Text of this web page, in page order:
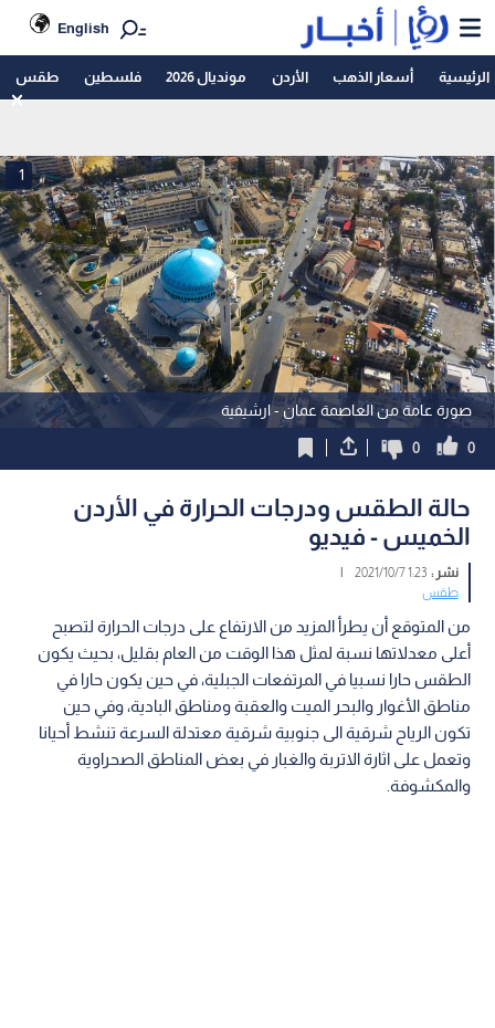
English
الرئيسية أسعار الذهب الأردن مونديال 2026 فلسطين طقس
صورة عامة من العاصمة عمان - ارشيفية
1
0
0
حالة الطقس ودرجات الحرارة في الأردن
الخميس - فيديو
نشر :1:23 2021/10/7
|
طقس
من المتوقع أن يطرأ المزيد من الارتفاع على درجات الحرارة لتصبح
أعلى معدلاتها نسبة لمثل هذا الوقت من العام بقليل، بحيث يكون
الطقس حارا نسبيا في المرتفعات الجبلية، في حين يكون حارا في
مناطق الأغوار والبحر الميت والعقبة ومناطق البادية، وفي حين
تكون الرياح شرقية الى جنوبية شرقية معتدلة السرعة تنشط أحيانا
وتعمل على اثارة الاتربة والغبار في بعض المناطق الصحراوية
والمكشوفة.